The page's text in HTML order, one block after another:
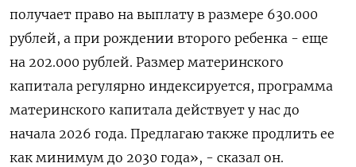
получает право на выплату в размере 630.000
рублей, а при рождении второго ребенка - еще
на 202.000 рублей. Размер материнского
капитала регулярно индексируется, программа
материнского капитала действует у нас до
начала 2026 года. Предлагаю также продлить ее
как минимум до 2030 года», - сказал он.